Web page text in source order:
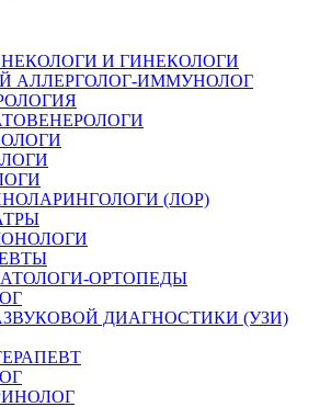
И ГИНЕКОЛОГИ
АЛЛЕРГОЛОГ-ИММУНОЛОГ
(ЛОР)
ОРТОПЕДЫ
ДИАГНОСТИКИ (УЗИ)